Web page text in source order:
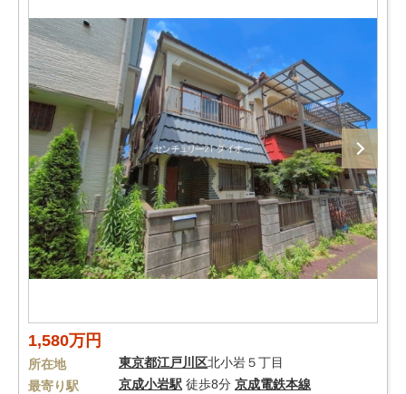
1,580万円
所在地 東京都江戸川区北小岩５丁目
最寄り駅
京成小岩駅 徒歩8分 京成電鉄本線